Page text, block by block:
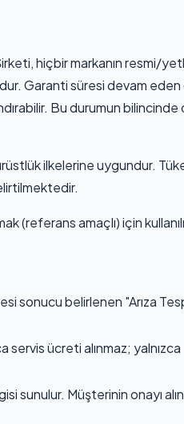
hiçbir markanın resmi/
Garanti süresi devam eden
Bu durumun bilincinde
ilkelerine uygundur.
(referans amaçlı) için
sonucu belirlenen "Arıza
servis ücreti alınmaz; yalnızca
sunulur. Müşterinin onayı